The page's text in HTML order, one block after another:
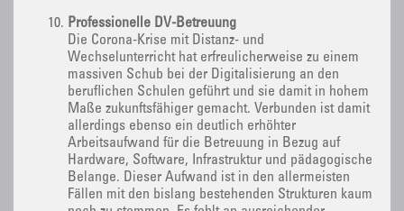
Professionelle DV-Betreuung
Die Corona-Krise mit Distanz- und
Wechselunterricht hat erfreulicherweise zu einem
massiven Schub bei der Digitalisierung an den
beruflichen Schulen geführt und sie damit in hohem
Maße zukunftsfähiger gemacht. Verbunden ist damit
allerdings ebenso ein deutlich erhöhter
Arbeitsaufwand für die Betreuung in Bezug auf
Hardware, Software, Infrastruktur und pädagogische
Belange. Dieser Aufwand ist in den allermeisten
Fällen mit den bislang bestehenden Strukturen kaum